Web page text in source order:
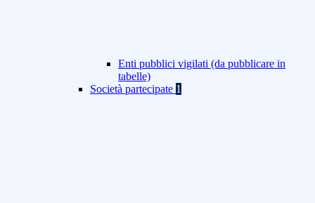
Enti pubblici vigilati (da pubblicare in
tabelle)
Società partecipate 1